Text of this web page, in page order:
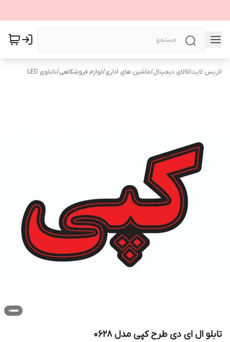
لاریس لایت/کالای دیجیتال/ماشین های اداری/لوازم فروشگاهی/تابلوی LED
تابلو ال ای دی طرح کپی مدل 0628